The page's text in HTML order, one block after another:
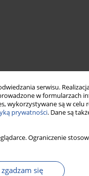
serwisu.
w formularzach
wykorzystywane są w
prywatności. Dane są
Ograniczenie
się